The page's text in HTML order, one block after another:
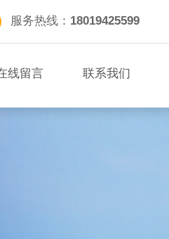
服务热线： 18019425599
线留言 联系我们